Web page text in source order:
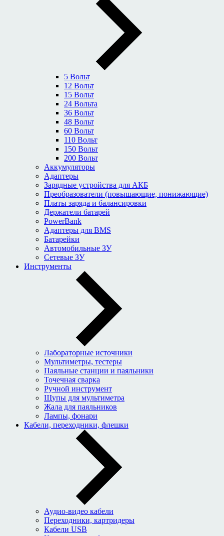
5 Вольт
12 Вольт
15 Вольт
24 Вольта
36 Вольт
48 Вольт
60 Вольт
110 Вольт
150 Вольт
200 Вольт
Аккумуляторы
Адаптеры
Зарядные устройства для АКБ
Преобразователи (повышающие, понижающие)
Платы заряда и балансировки
Держатели батарей
PowerBank
Адаптеры для BMS
Батарейки
Автомобильные ЗУ
Сетевые ЗУ
Инструменты
Лабораторные источники
Мультиметры, тестеры
Паяльные станции и паяльники
Точечная сварка
Ручной инструмент
Щупы для мультиметра
Жала для паяльников
Лампы, фонари
Кабели, переходники, флешки
Аудио-видео кабели
Переходники, картридеры
Кабели USB